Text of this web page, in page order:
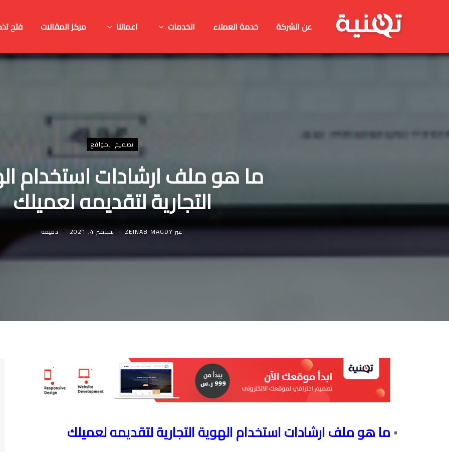
عن الشركة خدمة العملاء الخدمات اعمالنا مركز المقالات فتح
تصميم المواقع
ما هو ملف ارشادات استخدام
التجارية لتقديمه لعميلك
عبرZEINAB MAGDY سبتمبر 4, 2021 دقيقة
ما هو ملف ارشادات استخدام الهوية التجارية لتقديمه لعميلك